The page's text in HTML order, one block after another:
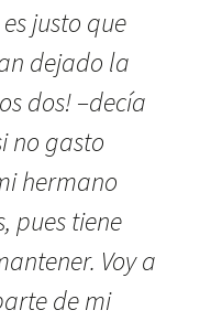
justo que
dejado la
dos! –decía
no gasto
hermano
pues tiene
Voy a
de mi